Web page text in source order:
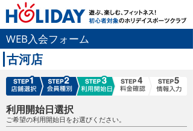
WEB入会フォーム
古河店
利用開始日選択
ご希望の利用開始日をお選びください。